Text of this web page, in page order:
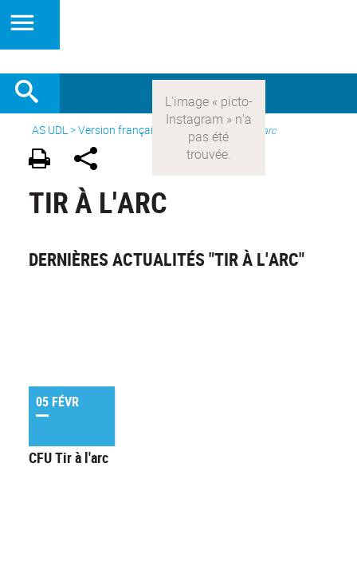
AS UDL>Version française > Les sports > Tir à l'arc
TIR À L'ARC
DERNIÈRES ACTUALITÉS "TIR À L'ARC"
05 FÉVR
CFU Tir à l'arc